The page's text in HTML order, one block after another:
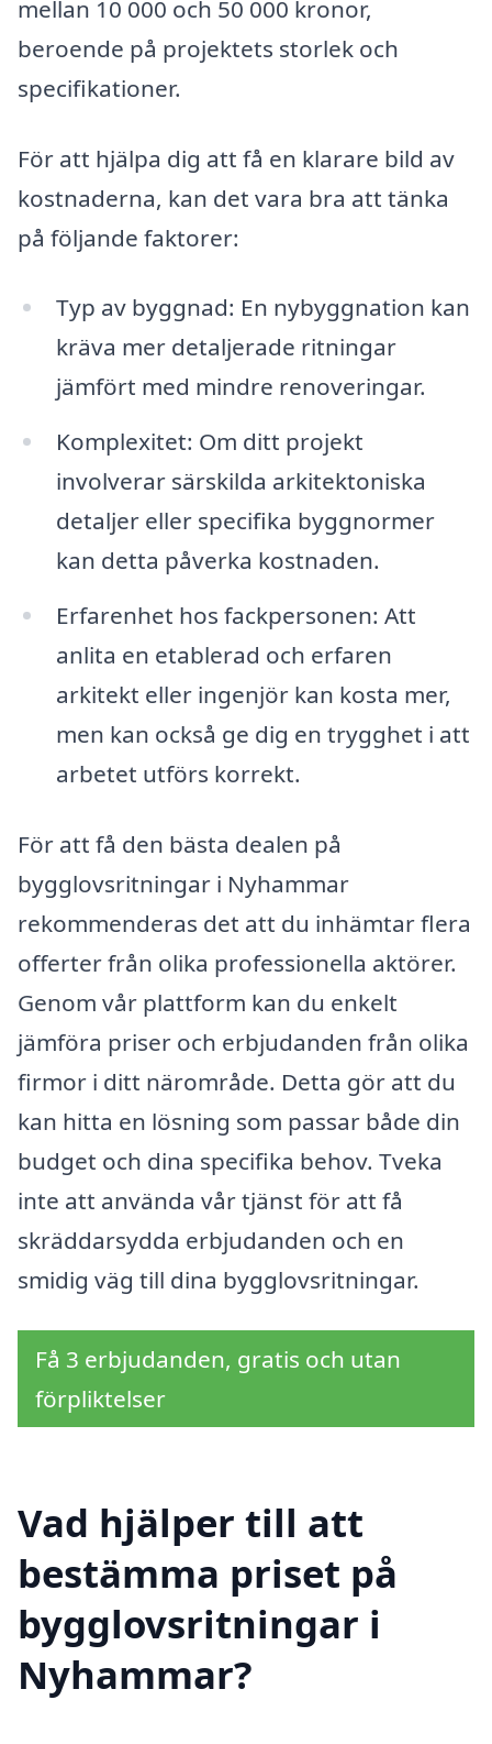
mellan 10 000 och 50 000 kronor,
beroende på projektets storlek och
specifikationer.
För att hjälpa dig att få en klarare bild av
kostnaderna, kan det vara bra att tänka
på följande faktorer:
Typ av byggnad: En nybyggnation kan
kräva mer detaljerade ritningar
jämfört med mindre renoveringar.
Komplexitet: Om ditt projekt
involverar särskilda arkitektoniska
detaljer eller specifika byggnormer
kan detta påverka kostnaden.
Erfarenhet hos fackpersonen: Att
anlita en etablerad och erfaren
arkitekt eller ingenjör kan kosta mer,
men kan också ge dig en trygghet i att
arbetet utförs korrekt.
För att få den bästa dealen på
bygglovsritningar i Nyhammar
rekommenderas det att du inhämtar flera
offerter från olika professionella aktörer.
Genom vår plattform kan du enkelt
jämföra priser och erbjudanden från olika
firmor i ditt närområde. Detta gör att du
kan hitta en lösning som passar både din
budget och dina specifika behov. Tveka
inte att använda vår tjänst för att få
skräddarsydda erbjudanden och en
smidig väg till dina bygglovsritningar.
Få 3 erbjudanden, gratis och utan
förpliktelser
Vad hjälper till att
bestämma priset på
bygglovsritningar i
Nyhammar?